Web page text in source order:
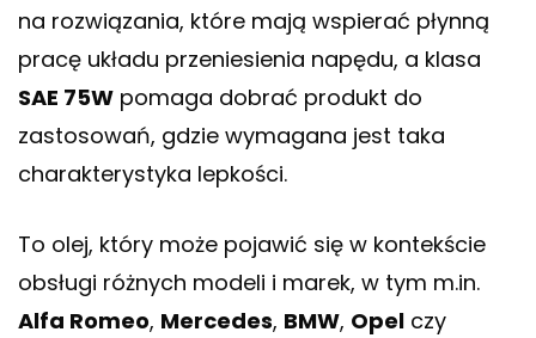
na rozwiązania, które mają wspierać płynną
pracę układu przeniesienia napędu, a klasa
SAE 75W pomaga dobrać produkt do
zastosowań, gdzie wymagana jest taka
charakterystyka lepkości.
To olej, który może pojawić się w kontekście
obsługi różnych modeli i marek, w tym m.in.
Alfa Romeo, Mercedes, BMW, Opel czy